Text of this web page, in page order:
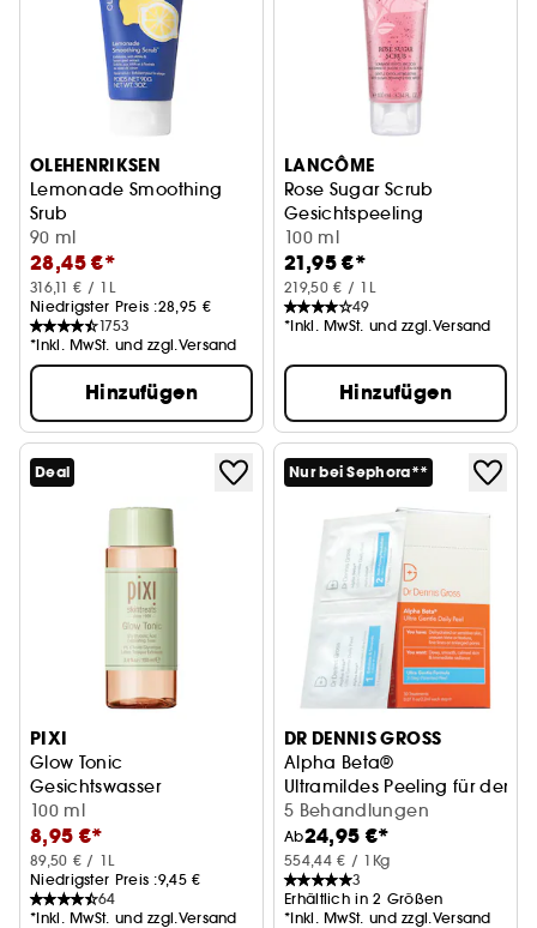
OLEHENRIKSEN
Lemonade Smoothing
Srub
AHA Gesichtspeeling - glättend & neu strukturierend
90 ml
28,45 €*
316,11 € / 1L
Niedrigster Preis :28,95 €
1753
*Inkl. MwSt. und zzgl.Versand
Hinzufügen
LANCÔME
Rose Sugar Scrub
Gesichtspeeling
100 ml
21,95 €*
219,50 € / 1L
49
*Inkl. MwSt. und zzgl.Versand
Hinzufügen
Deal
PIXI
Glow Tonic
Gesichtswasser
100 ml
8,95 €*
89,50 € / 1L
Niedrigster Preis :9,45 €
64
*Inkl. MwSt. und zzgl.Versand
Nur bei Sephora**
DR DENNIS GROSS
Alpha Beta®
Ultramildes Peeling für den
5 Behandlungen
Ab24,95 €*
554,44 € / 1Kg
3
Erhältlich in 2 Größen
*Inkl. MwSt. und zzgl.Versand